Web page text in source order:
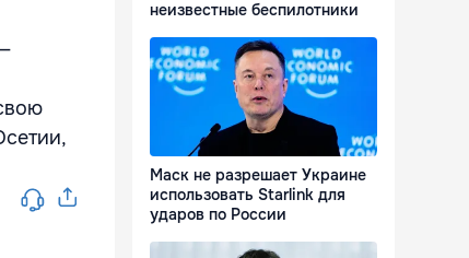
неизвестные беспилотники
Маск не разрешает Украине
использовать Starlink для
ударов по России